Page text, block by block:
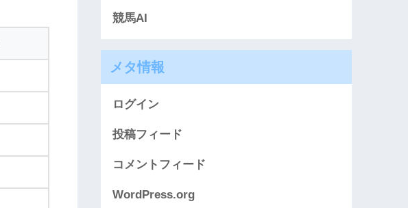
競馬AI
メタ情報
ログイン
投稿フィード
コメントフィード
WordPress.org